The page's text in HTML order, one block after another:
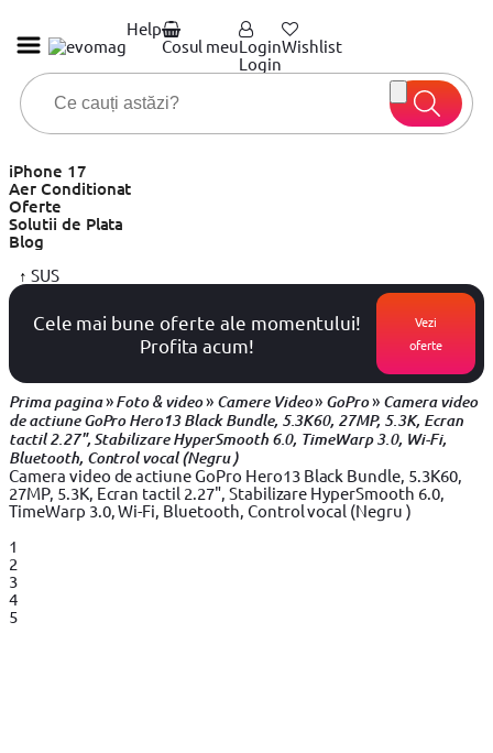
Help
Cosul meuLogin
Login
Wishlist
iPhone 17
Aer Conditionat
Oferte
Solutii de Plata
Blog
↑ SUS
Cele mai bune oferte ale momentului!
Profita acum!
Vezi
oferte
Prima pagina»Foto & video» Camere Video» GoPro» Camera video
de actiune GoPro Hero13 Black Bundle, 5.3K60, 27MP, 5.3K, Ecran
tactil 2.27", Stabilizare HyperSmooth 6.0, TimeWarp 3.0, Wi-Fi,
Bluetooth, Control vocal (Negru )
Camera video de actiune GoPro Hero13 Black Bundle, 5.3K60,
27MP, 5.3K, Ecran tactil 2.27", Stabilizare HyperSmooth 6.0,
TimeWarp 3.0, Wi-Fi, Bluetooth, Control vocal (Negru )
1
2
3
4
5